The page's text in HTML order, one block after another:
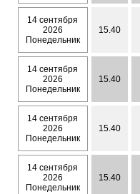
14 сентября
2026
Понедельник
15.40
14 сентября
2026
Понедельник
15.40
14 сентября
2026
Понедельник
15.40
14 сентября
2026
Понедельник
15.40